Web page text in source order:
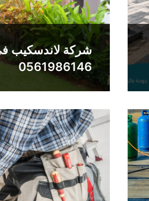
شركة لاندسكيب
0561986146